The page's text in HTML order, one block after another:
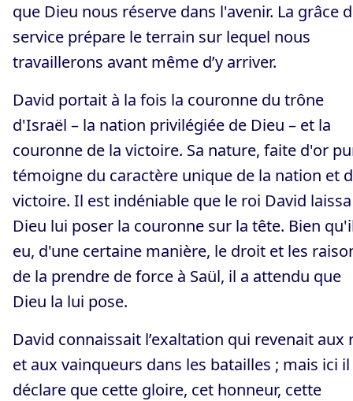
que Dieu nous réserve dans l'avenir. La grâce
service prépare le terrain sur lequel nous
travaillerons avant même d’y arriver.
David portait à la fois la couronne du trône
d'Israël – la nation privilégiée de Dieu – et la
couronne de la victoire. Sa nature, faite d'or
témoigne du caractère unique de la nation et
victoire. Il est indéniable que le roi David laissa
Dieu lui poser la couronne sur la tête. Bien
eu, d'une certaine manière, le droit et les
de la prendre de force à Saül, il a attendu que
Dieu la lui pose.
David connaissait l’exaltation qui revenait aux
et aux vainqueurs dans les batailles ; mais ici il
déclare que cette gloire, cet honneur, cette